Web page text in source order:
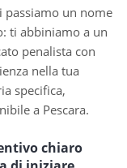
passiamo un nome
ti abbiniamo a un
penalista con
nella tua
specifica,
a Pescara.
chiaro